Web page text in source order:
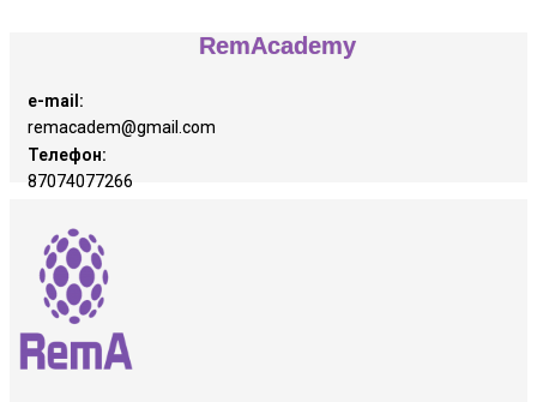
RemAcademy
e-mail:
remacadem@gmail.com
Телефон:
87074077266